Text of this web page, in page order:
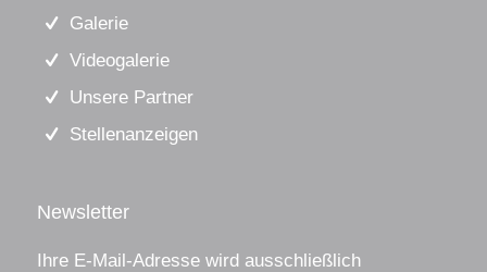
Galerie
Videogalerie
Unsere Partner
Stellenanzeigen
Newsletter
Ihre E-Mail-Adresse wird ausschließlich